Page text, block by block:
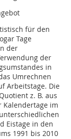
für den
Tage
der
der
in
Umrechnen
Arbeitstage. Die
z. B. aus
Kalendertage im
Eistage in den
1991 bis 2010